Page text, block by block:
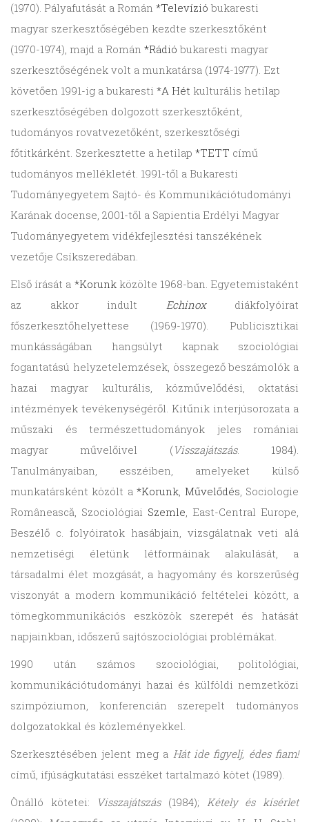
(1970). Pályafutását a Román *Televízió bukaresti
magyar szerkesztőségében kezdte szerkesztőként
(1970-1974), majd a Román *Rádió bukaresti magyar
szerkesztőségének volt a munkatársa (1974-1977). Ezt
követően 1991-ig a bukaresti *A Hét kulturális hetilap
szerkesztőségében dolgozott szerkesztőként,
tudományos rovatvezetőként, szerkesztőségi
főtitkárként. Szerkesztette a hetilap *TETT című
tudományos mellékletét. 1991-től a Bukaresti
Tudományegyetem Sajtó- és Kommunikációtudományi
Karának docense, 2001-től a Sapientia Erdélyi Magyar
Tudományegyetem vidékfejlesztési tanszékének
vezetője Csíkszeredában.
Első írását a *Korunkközölte 1968-ban. Egyetemistaként
az akkor indult Echinoxdiákfolyóirat
főszerkesztőhelyettese (1969-1970). Publicisztikai
munkásságában hangsúlyt kapnak szociológiai
fogantatású helyzetelemzések, összegező beszámolók a
hazai magyar kulturális, közművelődési, oktatási
intézmények tevékenységéről. Kitűnik interjúsorozata a
műszaki és természettudományok jeles romániai
magyar művelőivel (Visszajátszás. 1984).
Tanulmányaiban, esszéiben, amelyeket külső
munkatársként közölt a*Korunk, Művelődés, Sociologie
Românească, Szociológiai Szemle, East-Central Europe,
Beszélő c. folyóiratok hasábjain, vizsgálatnak veti alá
nemzetiségi életünk létformáinak alakulását, a
társadalmi élet mozgását, a hagyomány és korszerűség
viszonyát a modern kommunikáció feltételei között, a
tömegkommunikációs eszközök szerepét és hatását
napjainkban, időszerű sajtószociológiai problémákat.
1990 után számos szociológiai, politológiai,
kommunikációtudományi hazai és külföldi nemzetközi
szimpóziumon, konferencián szerepelt tudományos
dolgozatokkal és közleményekkel.
Szerkesztésében jelent meg a Hát ide figyelj, édes fiam!
című, ifjúságkutatási esszéket tartalmazó kötet (1989).
Önálló kötetei:
Visszajátszás(1984); Kétely és kísérlet